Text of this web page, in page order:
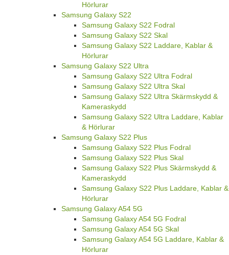
Hörlurar
Samsung Galaxy S22
Samsung Galaxy S22 Fodral
Samsung Galaxy S22 Skal
Samsung Galaxy S22 Laddare, Kablar &
Hörlurar
Samsung Galaxy S22 Ultra
Samsung Galaxy S22 Ultra Fodral
Samsung Galaxy S22 Ultra Skal
Samsung Galaxy S22 Ultra Skärmskydd &
Kameraskydd
Samsung Galaxy S22 Ultra Laddare, Kablar
& Hörlurar
Samsung Galaxy S22 Plus
Samsung Galaxy S22 Plus Fodral
Samsung Galaxy S22 Plus Skal
Samsung Galaxy S22 Plus Skärmskydd &
Kameraskydd
Samsung Galaxy S22 Plus Laddare, Kablar &
Hörlurar
Samsung Galaxy A54 5G
Samsung Galaxy A54 5G Fodral
Samsung Galaxy A54 5G Skal
Samsung Galaxy A54 5G Laddare, Kablar &
Hörlurar